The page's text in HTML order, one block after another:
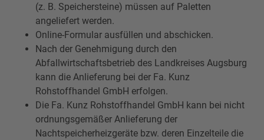
(z. B. Speichersteine) müssen auf Paletten
angeliefert werden.
Online-Formular ausfüllen und abschicken.
Nach der Genehmigung durch den
Abfallwirtschaftsbetrieb des Landkreises Augsburg
kann die Anlieferung bei der Fa. Kunz
Rohstoffhandel GmbH erfolgen.
Die Fa. Kunz Rohstoffhandel GmbH kann bei nicht
ordnungsgemäßer Anlieferung der
Nachtspeicherheizgeräte bzw. deren Einzelteile die